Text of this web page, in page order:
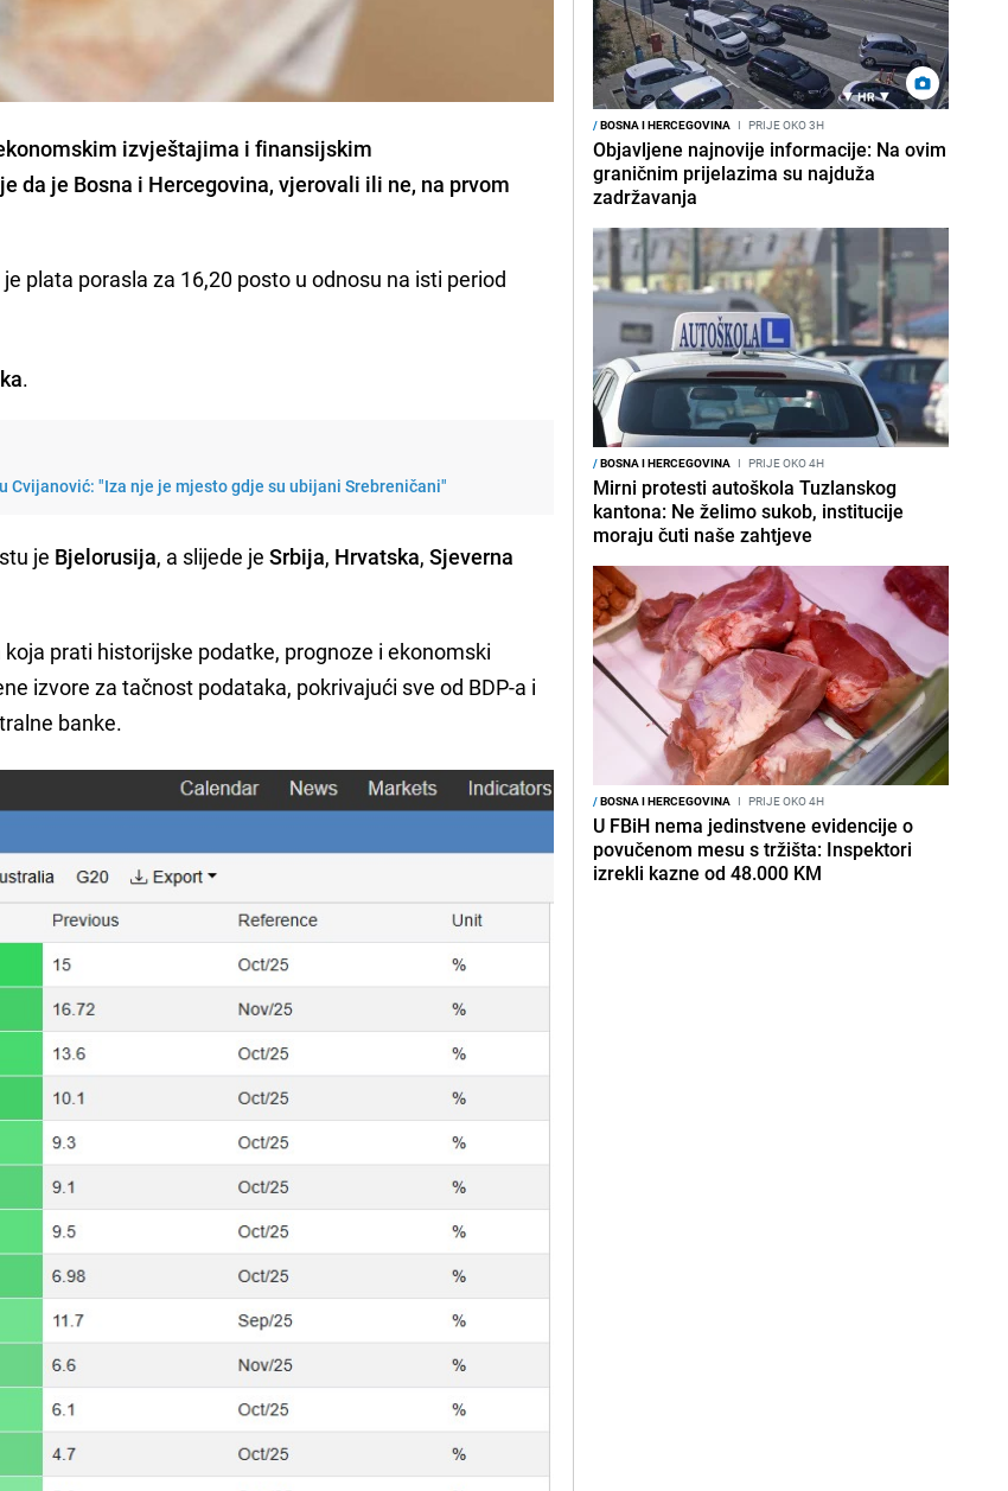
izvještajima i finansijskim
da je Bosna i Hercegovina, vjerovali ili ne, na prvom
plata porasla za 16,20 posto u odnosu na isti period
.
"Iza nje je mjesto gdje su ubijani Srebreničani"
je Bjelorusija, a slijede jeSrbija, Hrvatska,Sjeverna
prati historijske podatke, prognoze i ekonomski
izvore za tačnost podataka, pokrivajući sve od BDP-a i
banke.
/BOSNA I HERCEGOVINA I PRIJE OKO 3H
Objavljene najnovije informacije: Na ovim
graničnim prijelazima su najduža
zadržavanja
/BOSNA I HERCEGOVINA I PRIJE OKO 4H
Mirni protesti autoškola Tuzlanskog
kantona: Ne želimo sukob, institucije
moraju čuti naše zahtjeve
/BOSNA I HERCEGOVINA I PRIJE OKO 4H
U FBiH nema jedinstvene evidencije o
povučenom mesu s tržišta: Inspektori
izrekli kazne od 48.000 KM